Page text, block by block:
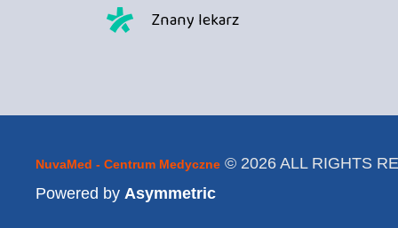
Znany lekarz
NuvaMed - Centrum Medyczne © 2026 ALL RIGHTS
Powered by Asymmetric